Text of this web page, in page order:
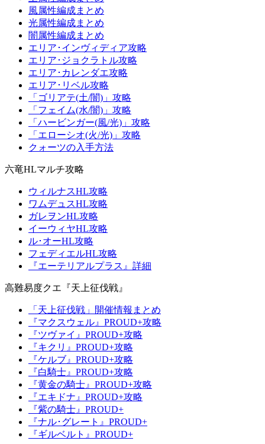
風属性編成まとめ
光属性編成まとめ
闇属性編成まとめ
エリア･インヴィディア攻略
エリア･ジョクラトル攻略
エリア･カレンダエ攻略
エリア･リベル攻略
「ゴリアテ(土/闇)」攻略
「フェイム(水/闇)」攻略
「ハービンガー(風/光)」攻略
「エローシオ(火/光)」攻略
クォーツの入手方法
六竜HLマルチ攻略
ウィルナスHL攻略
ワムデュスHL攻略
ガレヲンHL攻略
イーウィヤHL攻略
ル･オーHL攻略
フェディエルHL攻略
『エーテリアルプラス』詳細
高難易度クエ『天上征伐戦』
「天上征伐戦」開催情報まとめ
『マクスウェル』PROUD+攻略
『ツヴァイ』PROUD+攻略
『キクリ』PROUD+攻略
『ケルブ』PROUD+攻略
『白騎士』PROUD+攻略
『黄金の騎士』PROUD+攻略
『エキドナ』PROUD+攻略
『紫の騎士』PROUD+
『ナル･グレート』PROUD+
『ギルベルト』PROUD+